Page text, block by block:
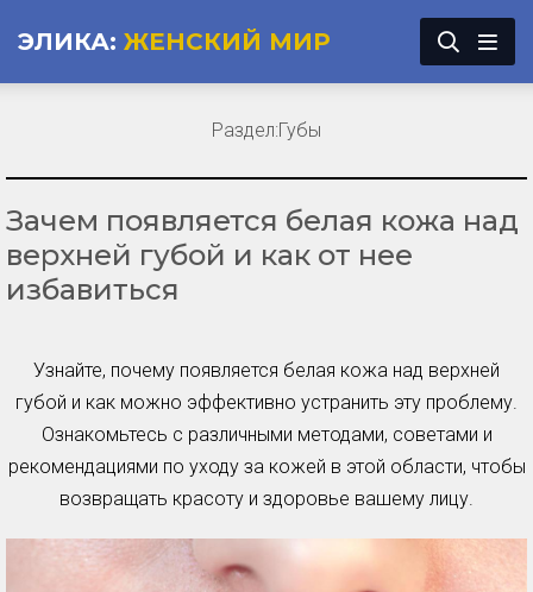
ЭЛИКА: ЖЕНСКИЙ МИР
Зачем появляется белая кожа над
верхней губой и как от нее
избавиться
Узнайте, почему появляется белая кожа над верхней
губой и как можно эффективно устранить эту проблему.
Ознакомьтесь с различными методами, советами и
рекомендациями по уходу за кожей в этой области, чтобы
возвращать красоту и здоровье вашему лицу.
Раздел:Губы